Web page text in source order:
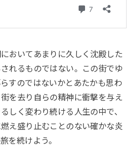
おいてあまりに久しく沈殿した
れるものではない。この街でゆ
すのではないかとあたかも思わ
を去り自らの精神に衝撃を与え
しく変わり続ける人生の中で、
え盛り止むことのない確かな炎
を続けよう。